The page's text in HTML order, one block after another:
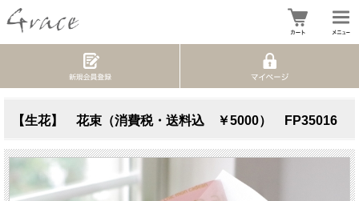
【生花】 花束（消費税・送料込 ￥5000） FP35016